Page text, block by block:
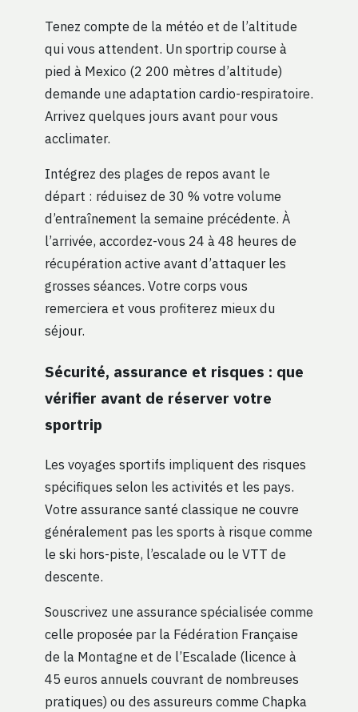
Tenez compte de la météo et de l’altitude
qui vous attendent. Un sportrip course à
pied à Mexico (2 200 mètres d’altitude)
demande une adaptation cardio-respiratoire.
Arrivez quelques jours avant pour vous
acclimater.
Intégrez des plages de repos avant le
départ : réduisez de 30 % votre volume
d’entraînement la semaine précédente. À
l’arrivée, accordez-vous 24 à 48 heures de
récupération active avant d’attaquer les
grosses séances. Votre corps vous
remerciera et vous profiterez mieux du
séjour.
Sécurité, assurance et risques : que
vérifier avant de réserver votre
sportrip
Les voyages sportifs impliquent des risques
spécifiques selon les activités et les pays.
Votre assurance santé classique ne couvre
généralement pas les sports à risque comme
le ski hors-piste, l’escalade ou le VTT de
descente.
Souscrivez une assurance spécialisée comme
celle proposée par la Fédération Française
de la Montagne et de l’Escalade (licence à
45 euros annuels couvrant de nombreuses
pratiques) ou des assureurs comme Chapka